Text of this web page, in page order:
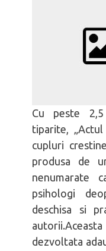
Cu peste
tiparite,
cupluri
produsa de
nenumarate
psihologi
deschisa si
dezvoltata